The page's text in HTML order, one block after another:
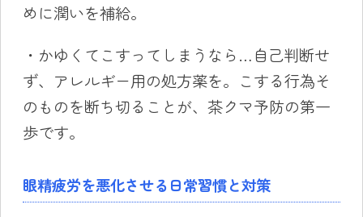
めに潤いを補給。
・かゆくてこすってしまうなら…自己判断せ
ず、アレルギー用の処方薬を。こする行為そ
のものを断ち切ることが、茶クマ予防の第一
歩です。
眼精疲労を悪化させる日常習慣と対策